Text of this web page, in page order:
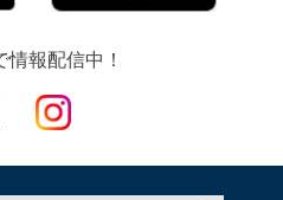
報配信中！